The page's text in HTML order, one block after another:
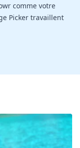
comme votre
Picker travaillent